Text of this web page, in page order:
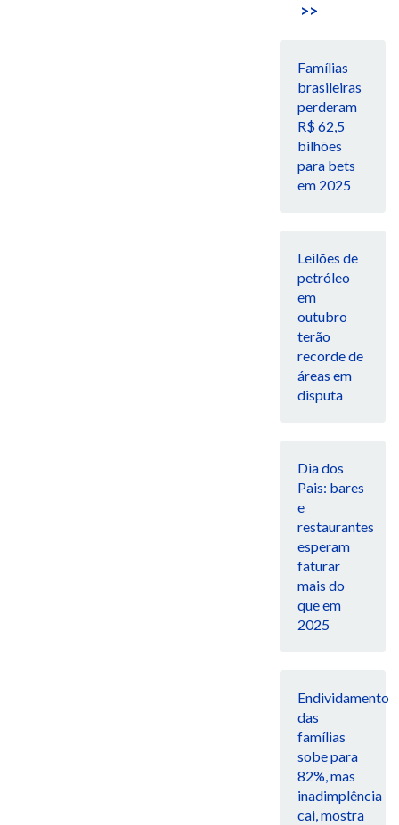
>>
Famílias
brasileiras
perderam
R$ 62,5
bilhões
para bets
em 2025
Leilões de
petróleo
em
outubro
terão
recorde de
áreas em
disputa
Dia dos
Pais: bares
e
restaurantes
esperam
faturar
mais do
que em
2025
Endividamento
das
famílias
sobe para
82%, mas
inadimplência
cai, mostra